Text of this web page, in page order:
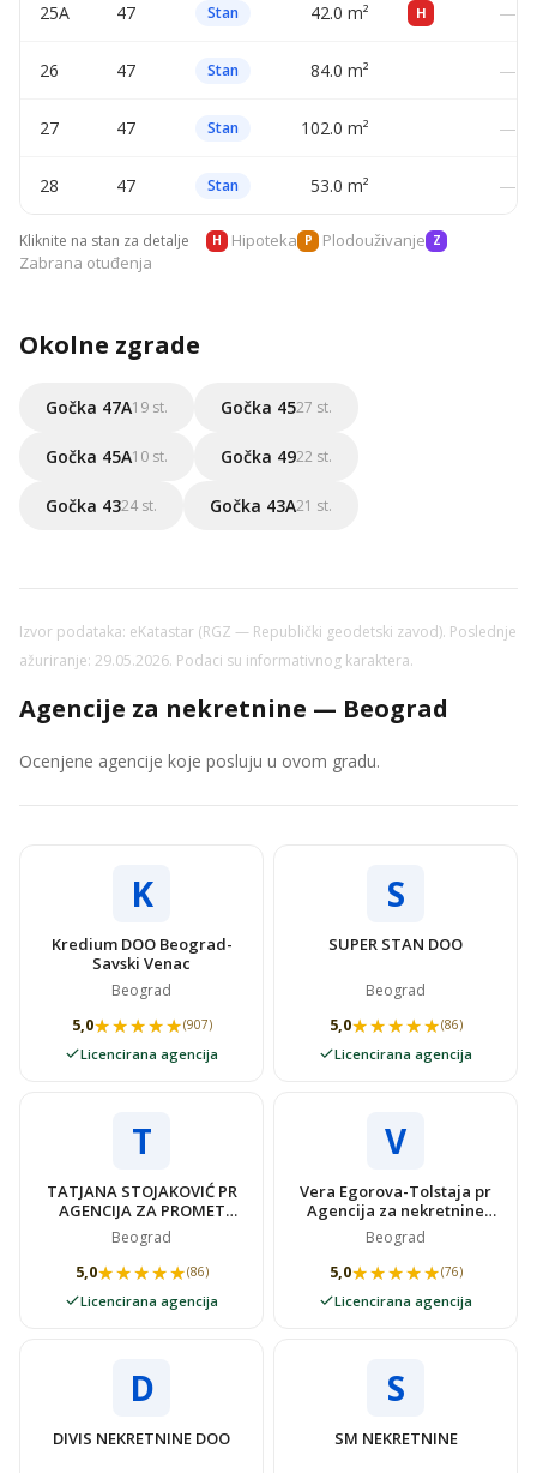
25A 47 Stan 42.0 m² H —
26 47 Stan 84.0 m² —
27 47 Stan 102.0 m² —
28 47 Stan 53.0 m² —
Kliknite na stan za detalje H Hipoteka P Plodouživanje Z
Zabrana otuđenja
Okolne zgrade
Gočka 47A19 st. Gočka 4527 st.
Gočka 45A10 st. Gočka 4922 st.
Gočka 4324 st. Gočka 43A21 st.
Izvor podataka: eKatastar (RGZ — Republički geodetski zavod). Poslednje
ažuriranje: 29.05.2026. Podaci su informativnog karaktera.
Agencije za nekretnine — Beograd
Ocenjene agencije koje posluju u ovom gradu.
K
Kredium DOO Beograd-
Savski Venac
Beograd
5,0★★★★★
★★★★★(907)
Licencirana agencija
S
SUPER STAN DOO
Beograd
5,0★★★★★
★★★★★(86)
Licencirana agencija
T
TATJANA STOJAKOVIĆ PR
AGENCIJA ZA PROMET
NEKRETNINAMA SUPER
STAN
Beograd
5,0★★★★★
★★★★★(86)
Licencirana agencija
V
Vera Egorova-Tolstaja pr
Agencija za nekretnine
VIDOVSTAN
Beograd
5,0★★★★★
★★★★★(76)
Licencirana agencija
D
DIVIS NEKRETNINE DOO
S
SM NEKRETNINE